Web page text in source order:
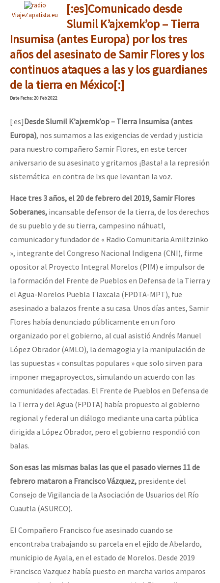
ViajeZapatista.eu
[:es]Comunicado desde
Slumil K’ajxemk’op – Tierra
Insumisa (antes Europa) por los tres
años del asesinato de Samir Flores y los
continuos ataques a las y los guardianes
de la tierra en México[:]
DateFecha: 20 Feb 2022
[:es]Desde Slumil K’ajxemk’op – Tierra Insumisa (antes
Europa), nos sumamos a las exigencias de verdad y justicia
para nuestro compañero Samir Flores, en este tercer
aniversario de su asesinato y gritamos ¡Basta! a la represión
sistemática en contra de lxs que levantan la voz.
Hace tres 3 años, el 20 de febrero del 2019, Samir Flores
Soberanes, incansable defensor de la tierra, de los derechos
de su pueblo y de su tierra, campesino náhuatl,
comunicador y fundador de « Radio Comunitaria Amiltzinko
», integrante del Congreso Nacional Indigena (CNI), firme
opositor al Proyecto Integral Morelos (PIM) e impulsor de
la formación del Frente de Pueblos en Defensa de la Tierra y
el Agua-Morelos Puebla Tlaxcala (FPDTA-MPT), fue
asesinado a balazos frente a su casa. Unos días antes, Samir
Flores había denunciado públicamente en un foro
organizado por el gobierno, al cual asistió Andrés Manuel
López Obrador (AMLO), la demagogia y la manipulación de
las supuestas « consultas populares » que solo sirven para
imponer megaproyectos, simulando un acuerdo con las
comunidades afectadas. El Frente de Pueblos en Defensa de
la Tierra y del Agua (FPDTA) había propuesto al gobierno
regional y federal un diálogo mediante una carta pública
dirigida a López Obrador, pero el gobierno respondió con
balas.
Son esas las mismas balas las que el pasado viernes 11 de
febrero mataron a Francisco Vázquez, presidente del
Consejo de Vigilancia de la Asociación de Usuarios del Río
Cuautla (ASURCO).
El Compañero Francisco fue asesinado cuando se
encontraba trabajando su parcela en el ejido de Abelardo,
municipio de Ayala, en el estado de Morelos. Desde 2019
Francisco Vazquez había puesto en marcha varios amparos